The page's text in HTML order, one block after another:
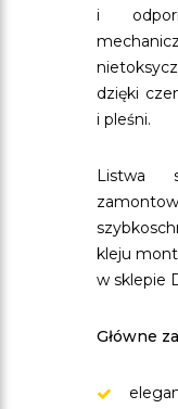
i
dzięki
i pleśni.
Listwa
kleju
w sklepie
Główne